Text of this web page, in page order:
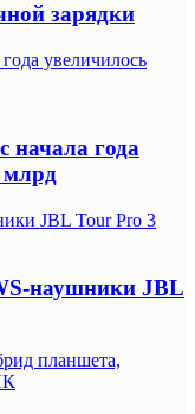
зарядки
увеличилось
начала года
млрд
JBL Tour Pro 3
наушники JBL
планшета,